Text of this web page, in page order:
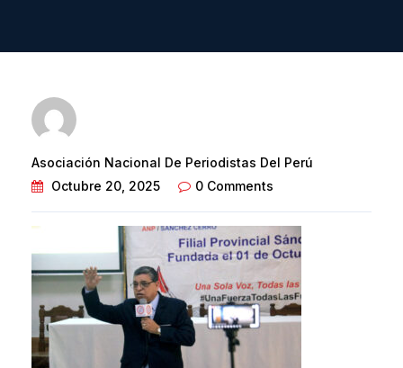
Asociación Nacional De Periodistas Del Perú
Octubre 20, 2025
0 Comments